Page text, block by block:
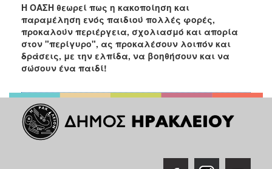
Η ΟΑΣΗ θεωρεί πως η κακοποίηση και
παραμέληση ενός παιδιού πολλές φορές,
προκαλούν περιέργεια, σχολιασμό και απορία
στον "περίγυρο", ας προκαλέσουν λοιπόν και
δράσεις, με την ελπίδα, να βοηθήσουν και να
σώσουν ένα παιδί!